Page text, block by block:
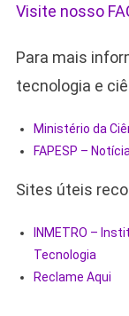
Visite nosso
Para mais
tecnologia e
Ministério da
FAPESP –
Sites úteis
INMETRO –
Tecnologia
Reclame Aqui